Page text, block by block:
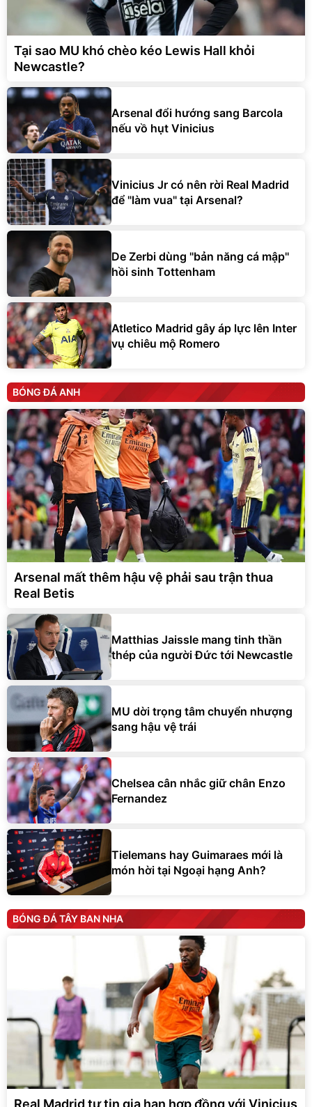
Tại sao MU khó chèo kéo Lewis Hall khỏi
Newcastle?
Arsenal đổi hướng sang Barcola
nếu vồ hụt Vinicius
Vinicius Jr có nên rời Real Madrid
để "làm vua" tại Arsenal?
De Zerbi dùng ''bản năng cá mập''
hồi sinh Tottenham
Atletico Madrid gây áp lực lên Inter
vụ chiêu mộ Romero
BÓNG ĐÁ ANH
Arsenal mất thêm hậu vệ phải sau trận thua
Real Betis
Matthias Jaissle mang tinh thần
thép của người Đức tới Newcastle
MU dời trọng tâm chuyển nhượng
sang hậu vệ trái
Chelsea cân nhắc giữ chân Enzo
Fernandez
Tielemans hay Guimaraes mới là
món hời tại Ngoại hạng Anh?
BÓNG ĐÁ TÂY BAN NHA
Real Madrid tự tin gia hạn hợp đồng với Vinicius